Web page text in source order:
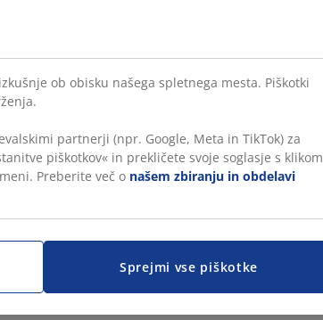
ob obisku našega spletnega mesta. Piškotki
partnerji (npr. Google, Meta in TikTok) za
piškotkov« in prekličete svoje soglasje s klikom
Preberite več o našem zbiranju in obdelavi
Sprejmi vse piškotke